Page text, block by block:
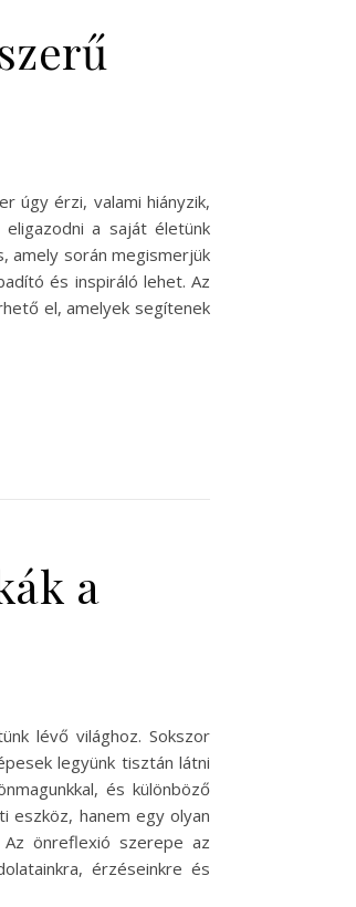
úgy érzi, valami hiányzik,
a saját életünk
amely során megismerjük
és inspiráló lehet. Az
el, amelyek segítenek
a
lévő világhoz. Sokszor
legyünk tisztán látni
és különböző
eszköz, hanem egy olyan
Az önreflexió szerepe az
érzéseinkre és